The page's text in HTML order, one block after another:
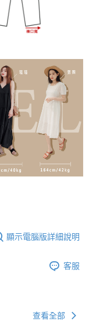
顯示電腦版詳細說明
客服
查看全部